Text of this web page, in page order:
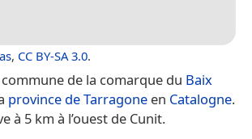
, CC BY-SA 3.0.
de la comarque du Baix
province de Tarragone en Catalogne.
à 5 km à l’ouest de Cunit.